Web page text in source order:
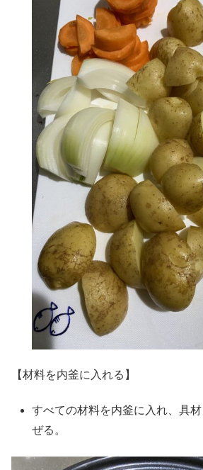
【材料を内釜に入れる】
すべての材料を内釜に入れ、具
ぜる。